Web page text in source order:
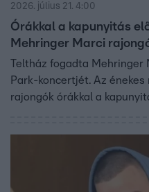
2026. július 21. 4:00
Órákkal a kapunyitás
Mehringer Marci
Teltház fogadta
Park-koncertjét. Az
rajongók órákkal a